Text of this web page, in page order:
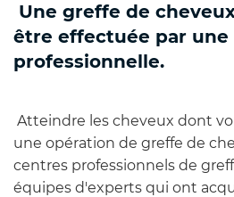
Une greffe de
être effectuée par une
professionnelle.
Atteindre les cheveux dont
une opération de greffe de
centres professionnels de
équipes d'experts qui ont